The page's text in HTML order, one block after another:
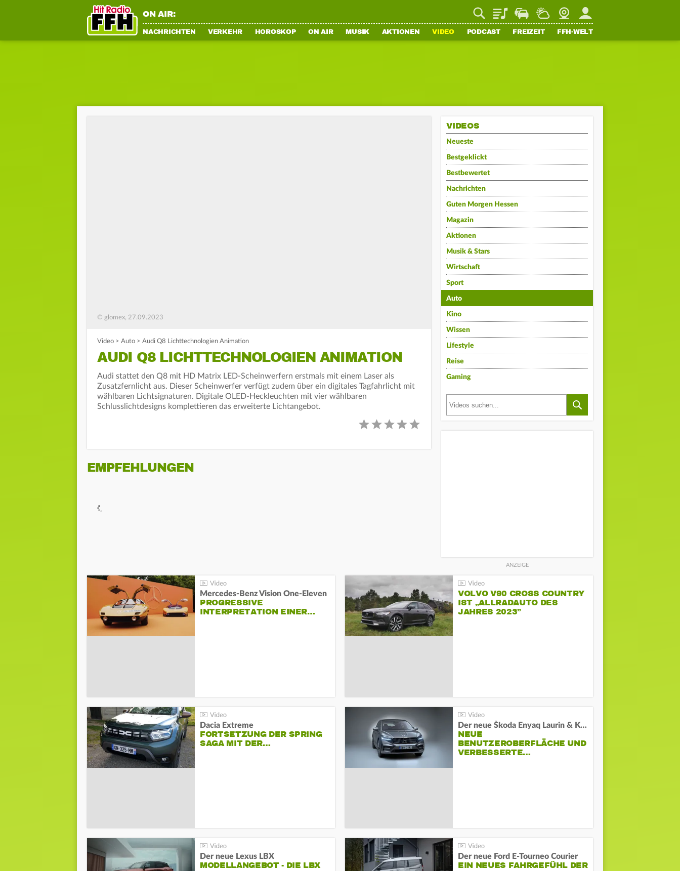
ON AIR: PlaylistStaupilotWetterWebcamMein FFH
NACHRICHTEN VERKEHR HOROSKOP ON AIR MUSIK AKTIONEN VIDEO PODCAST FREIZEIT FFH-WELT
© glomex, 27.09.2023
Video > Auto > Audi Q8 Lichttechnologien Animation
AUDI Q8 LICHTTECHNOLOGIEN ANIMATION
Audi stattet den Q8 mit HD Matrix LED-Scheinwerfern erstmals mit einem Laser als
Zusatzfernlicht aus. Dieser Scheinwerfer verfügt zudem über ein digitales Tagfahrlicht mit
wählbaren Lichtsignaturen. Digitale OLED-Heckleuchten mit vier wählbaren
Schlusslichtdesigns komplettieren das erweiterte Lichtangebot.
EMPFEHLUNGEN
VIDEOS
Neueste
Bestgeklickt
Bestbewertet
Nachrichten
Guten Morgen Hessen
Magazin
Aktionen
Musik & Stars
Wirtschaft
Sport
Auto
Kino
Wissen
Lifestyle
Reise
Gaming
Mercedes-Benz Vision One-Eleven
PROGRESSIVE
INTERPRETATION EINER…
VOLVO V90 CROSS COUNTRY
IST „ALLRADAUTO DES
JAHRES 2023”
Dacia Extreme
FORTSETZUNG DER SPRING
SAGA MIT DER…
Der neue Škoda Enyaq Laurin & Klement
NEUE
BENUTZEROBERFLÄCHE UND
VERBESSERTE…
Der neue Lexus LBX
MODELLANGEBOT - DIE LBX
Der neue Ford E-Tourneo Courier
EIN NEUES FAHRGEFÜHL DER